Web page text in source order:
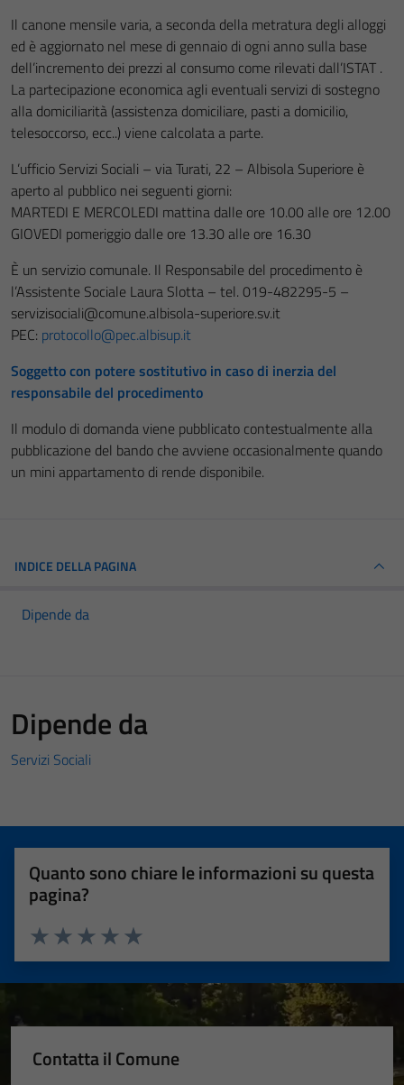
Il canone mensile varia, a seconda della metratura degli alloggi
ed è aggiornato nel mese di gennaio di ogni anno sulla base
dell’incremento dei prezzi al consumo come rilevati dall’ISTAT .
La partecipazione economica agli eventuali servizi di sostegno
alla domiciliarità (assistenza domiciliare, pasti a domicilio,
telesoccorso, ecc..) viene calcolata a parte.
L’ufficio Servizi Sociali – via Turati, 22 – Albisola Superiore è
aperto al pubblico nei seguenti giorni:
MARTEDI E MERCOLEDI mattina dalle ore 10.00 alle ore 12.00
GIOVEDI pomeriggio dalle ore 13.30 alle ore 16.30
È un servizio comunale. Il Responsabile del procedimento è
l’Assistente Sociale Laura Slotta – tel. 019-482295-5 –
servizisociali@comune.albisola-superiore.sv.it
PEC: protocollo@pec.albisup.it
Soggetto con potere sostitutivo in caso di inerzia del
responsabile del procedimento
Il modulo di domanda viene pubblicato contestualmente alla
pubblicazione del bando che avviene occasionalmente quando
un mini appartamento di rende disponibile.
INDICE DELLA PAGINA
Dipende da
Dipende da
Servizi Sociali
Quanto sono chiare le informazioni su questa
pagina?
Valuta 5 stelle su 5
Valuta 4 stelle su 5
Valuta 3 stelle su 5
Valuta 2 stelle su 5
Valuta 1 stelle su 5
Contatta il Comune